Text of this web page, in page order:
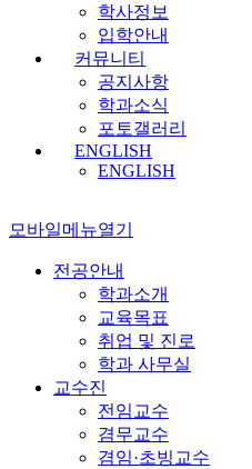
학사정보
입학안내
커뮤니티
공지사항
학과소식
포토갤러리
ENGLISH
ENGLISH
모바일메뉴열기
전공안내
학과소개
교육목표
취업 및 진로
학과 사무실
교수진
전임교수
겸무교수
겸임·초빙교수